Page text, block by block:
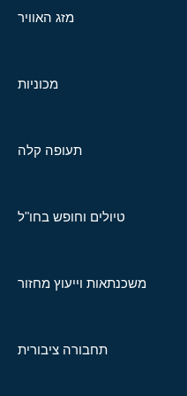
מזג האוויר
מכוניות
תעופה קלה
טיולים וחופש בחו"ל
משכנתאות וייעוץ מחזור
תחבורה ציבורית